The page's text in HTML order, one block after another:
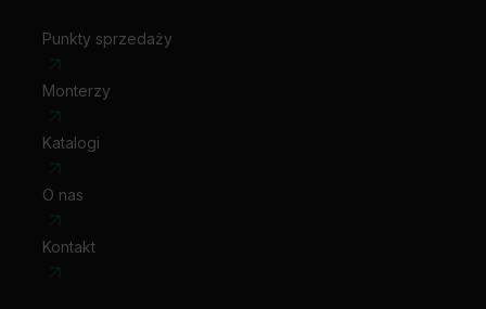
Punkty sprzedaży
Monterzy
Katalogi
O nas
Kontakt